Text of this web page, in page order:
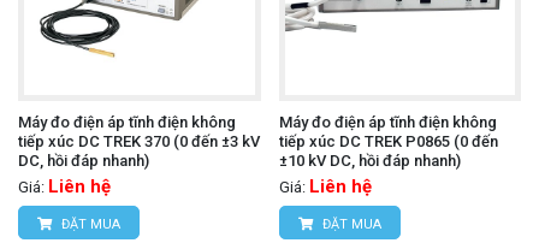
Máy đo điện áp tĩnh điện không
tiếp xúc DC TREK 370 (0 đến ±3 kV
DC, hồi đáp nhanh)
Giá: Liên hệ
ĐẶT MUA
Máy đo điện áp tĩnh điện không
tiếp xúc DC TREK P0865 (0 đến
±10 kV DC, hồi đáp nhanh)
Giá: Liên hệ
ĐẶT MUA